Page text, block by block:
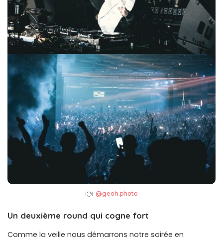
@geoh.photo
Un deuxième round qui cogne fort
Comme la veille nous démarrons notre soirée en